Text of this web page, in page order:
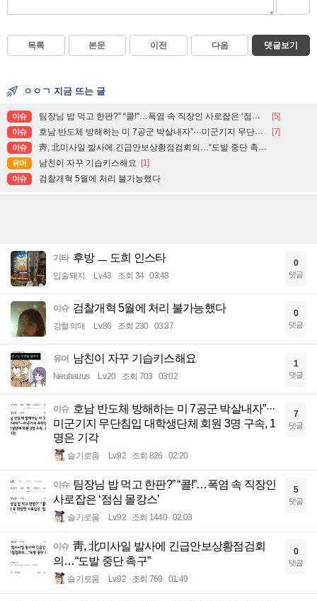
목록 본문 이전 다음 댓글보기
ㅇㅇㄱ 지금 뜨는 글
이슈 팀장님 밥 먹고 한판?” “콜!”…폭염 속 직장인 사로잡은 ‘점심 몰캉스’ [5]
이슈 호남 반도체 방해하는 미 7공군 박살내자”···미군기지 무단침입 대학생단체 회원 3명 구속, 1명은 기각 [7]
이슈 靑, 北미사일 발사에 긴급안보상황점검회의…“도발 중단 촉구”
유머 남친이 자꾸 기습키스해요 [1]
이슈 검찰개혁 5월에 처리 불가능했다
기타 후방 ㅡ 도희 인스타
입술돼지 Lv.43 조회 34 03:48
0
댓글
이슈 검찰개혁 5월에 처리 불가능했다
강철의매 Lv.86 조회 230 03:37
0
댓글
유머 남친이 자꾸 기습키스해요
Neuhauus Lv.20 조회 703 03:02
1
댓글
이슈 호남 반도체 방해하는 미 7공군 박살내자”···
미군기지 무단침입 대학생단체 회원 3명 구속, 1
명은 기각
슬기로움 Lv.92 조회 826 02:20
7
댓글
이슈 팀장님 밥 먹고 한판?” “콜!”…폭염 속 직장인
사로잡은 ‘점심 몰캉스’
슬기로움 Lv.92 조회 1440 02:03
5
댓글
이슈 靑, 北미사일 발사에 긴급안보상황점검회
의…“도발 중단 촉구”
슬기로움 Lv.92 조회 769 01:49
0
댓글